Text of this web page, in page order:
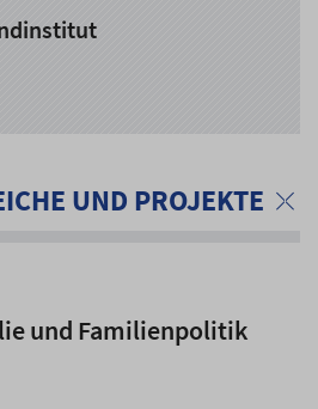
UND PROJEKTE
und Familienpolitik